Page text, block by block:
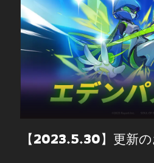
【2023.5.30】更新